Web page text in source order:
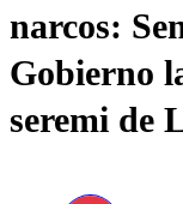
narcos:
Gobierno
seremi de